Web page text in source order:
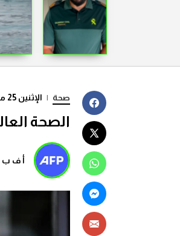
صحة | الإثنين 25 مايو 2026 - 17:30
الصحة
أ ف ب